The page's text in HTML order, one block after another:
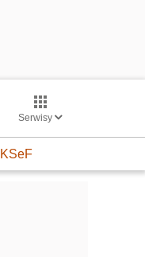
Serwisy
KSeF